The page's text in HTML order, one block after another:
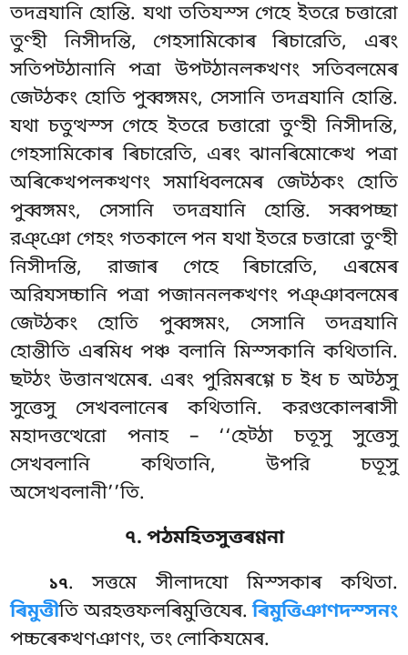
তদন্ৰযানি হোন্তি. যথা ততিযস্স গেহে ইতরে চত্তারো
তুণ্হী নিসীদন্তি, গেহসামিকোৰ ৰিচারেতি, এৰং
সতিপট্ঠানানি পত্ৰা উপট্ঠানলক্খণং সতিবলমেৰ
জেট্ঠকং হোতি পুব্বঙ্গমং, সেসানি তদন্ৰযানি হোন্তি.
যথা চতুত্থস্স গেহে ইতরে চত্তারোতুণ্হী নিসীদন্তি,
গেহসামিকোৰ ৰিচারেতি, এৰং ঝানৰিমোক্খে পত্ৰা
অৰিক্খেপলক্খণং সমাধিবলমেৰ জেট্ঠকং হোতি
পুব্বঙ্গমং, সেসানি তদন্ৰযানি হোন্তি. সব্বপচ্ছা
রঞ্ঞো গেহং গতকালে পন যথা ইতরে চত্তারো তুণ্হী
নিসীদন্তি, রাজাৰ গেহে ৰিচারেতি, এৰমেৰ
অরিযসচ্চানি পত্ৰা পজাননলক্খণং পঞ্ঞাবলমেৰ
জেট্ঠকং হোতি পুব্বঙ্গমং, সেসানি তদন্ৰযানি
হোন্তীতি এৰমিধ পঞ্চ বলানি মিস্সকানি কথিতানি.
ছট্ঠং উত্তানত্থমেৰ. এৰং পুরিমৰগ্গে চ ইধ চ অট্ঠসু
সুত্তেসু সেখবলানেৰ কথিতানি. করণ্ডকোলৰাসী
মহাদত্তত্থেরো পনাহ – ‘‘হেট্ঠা চতূসু সুত্তেসু
সেখবলানি কথিতানি, উপরি চতূসু
অসেখবলানী’’তি.
৭. পঠমহিতসুত্তৰণ্ণনা
১৭. সত্তমে সীলাদযো মিস্সকাৰ কথিতা.
ৰিমুত্তীতি অরহত্তফলৰিমুত্তিযেৰ.ৰিমুত্তিঞাণদস্সনং
পচ্চৰেক্খণঞাণং, তং লোকিযমেৰ.